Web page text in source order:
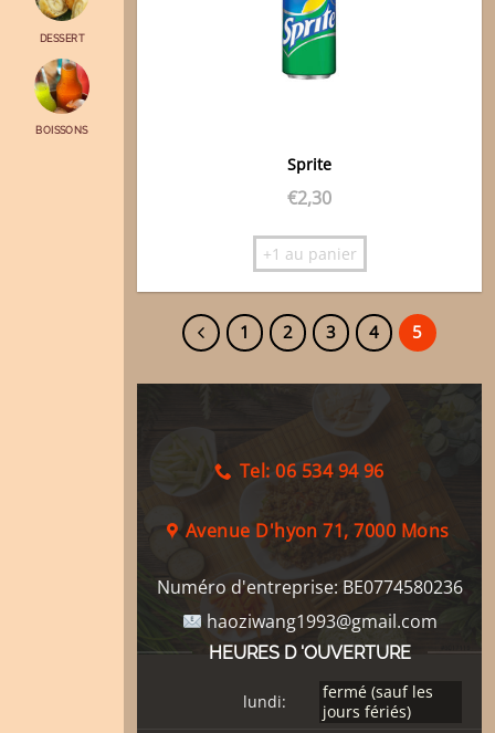
DESSERT
BOISSONS
Sprite
€2,30
+1 au panier
1 2 3 4 5
Tel: 06 534 94 96
Avenue D'hyon 71, 7000 Mons
Numéro d'entreprise: BE0774580236
haoziwang1993@gmail.com
HEURES D 'OUVERTURE
lundi:
fermé (sauf les
jours fériés)